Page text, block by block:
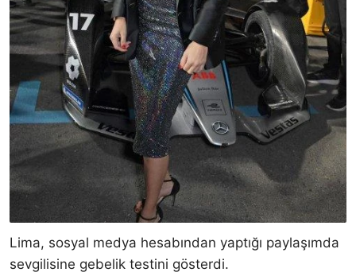
Lima, sosyal medya hesabından yaptığı paylaşımda
sevgilisine gebelik testini gösterdi.